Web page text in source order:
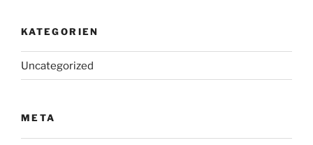
KATEGORIEN
Uncategorized
META